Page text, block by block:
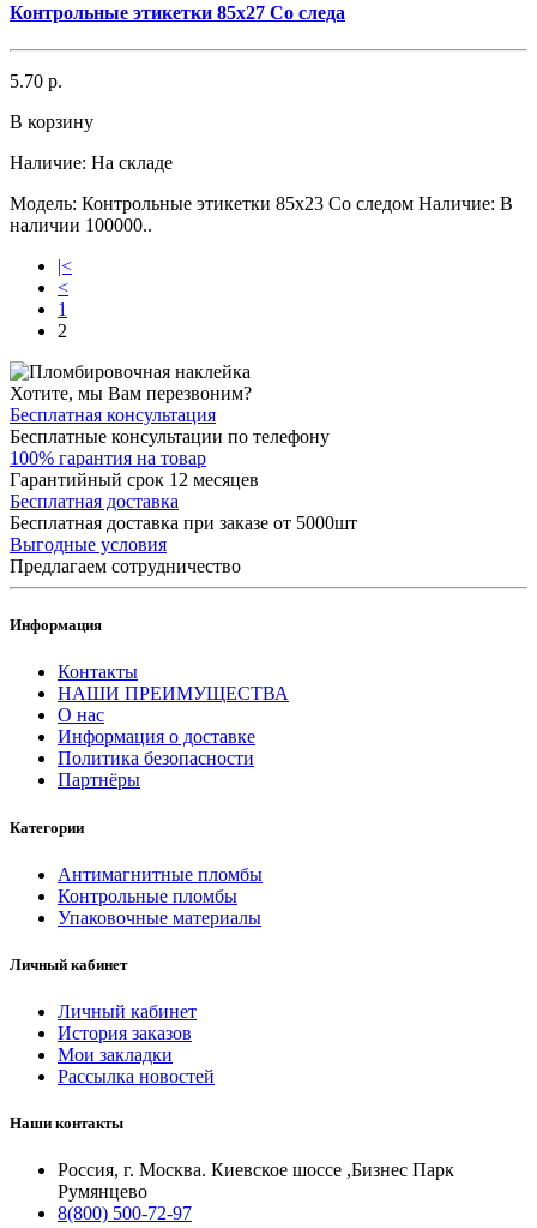
Контрольные этикетки 85x27 Со следа
5.70 р.
В корзину
Наличие: На складе
Модель: Контрольные этикетки 85x23 Со следом Наличие: В
наличии 100000..
|<
<
1
2
Хотите, мы Вам перезвоним?
Бесплатная консультация
Бесплатные консультации по телефону
100% гарантия на товар
Гарантийный срок 12 месяцев
Бесплатная доставка
Бесплатная доставка при заказе от 5000шт
Выгодные условия
Предлагаем сотрудничество
Информация
Контакты
НАШИ ПРЕИМУЩЕСТВА
О нас
Информация о доставке
Политика безопасности
Партнёры
Категории
Антимагнитные пломбы
Контрольные пломбы
Упаковочные материалы
Личный кабинет
Личный кабинет
История заказов
Мои закладки
Рассылка новостей
Наши контакты
Россия, г. Москва. Киевское шоссе ,Бизнес Парк
Румянцево
8(800) 500-72-97